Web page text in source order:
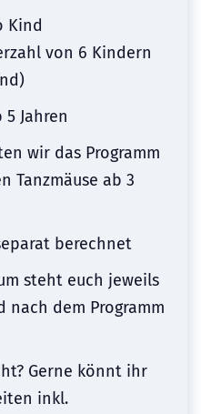
Kind
von 6 Kindern
Jahren
wir das Programm
Tanzmäuse ab 3
berechnet
steht euch jeweils
nach dem Programm
Gerne könnt ihr
inkl.